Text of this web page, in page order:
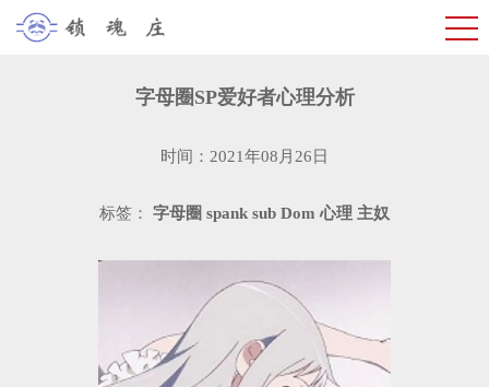
字母圈SP爱好者心理分析
时间：2021年08月26日
标签： 字母圈 spank sub Dom 心理 主奴